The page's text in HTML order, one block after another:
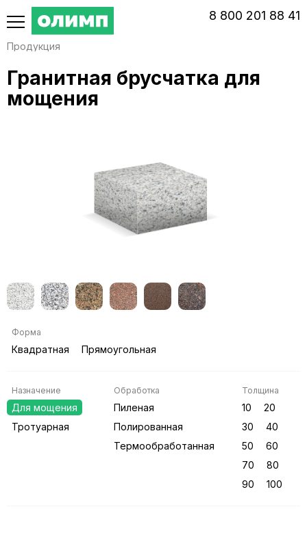
‭8‬ ‭800‬ ‭201 88 41‬
Продукция
Гранитная брусчатка для
мощения
Форма
Квадратная Прямоугольная
Назначение
Для мощения
Тротуарная
Обработка
Пиленая
Полированная
Термообработанная
Толщина
10
20
30
40
50
60
70
80
90
100